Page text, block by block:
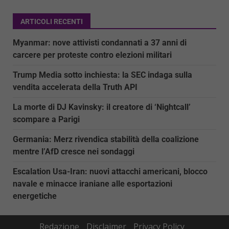
ARTICOLI RECENTI
Myanmar: nove attivisti condannati a 37 anni di
carcere per proteste contro elezioni militari
Trump Media sotto inchiesta: la SEC indaga sulla
vendita accelerata della Truth API
La morte di DJ Kavinsky: il creatore di ‘Nightcall’
scompare a Parigi
Germania: Merz rivendica stabilità della coalizione
mentre l’AfD cresce nei sondaggi
Escalation Usa-Iran: nuovi attacchi americani, blocco
navale e minacce iraniane alle esportazioni
energetiche
Redazione Disclaimer Privacy Policy